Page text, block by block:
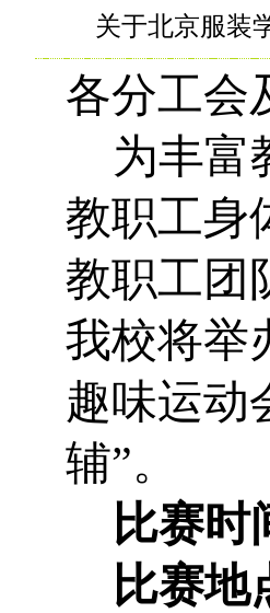
关于北京服装
各分工会
为丰富
教职工身
教职工团
我校将举
趣味运动
辅”。
比赛时
比赛地